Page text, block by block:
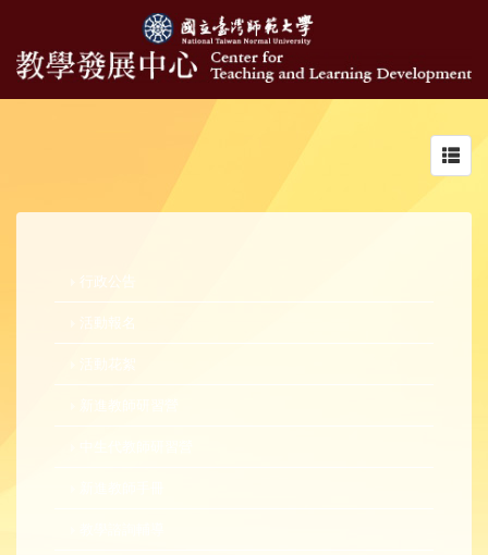
行政公告
活動報名
活動花絮
新進教師研習營